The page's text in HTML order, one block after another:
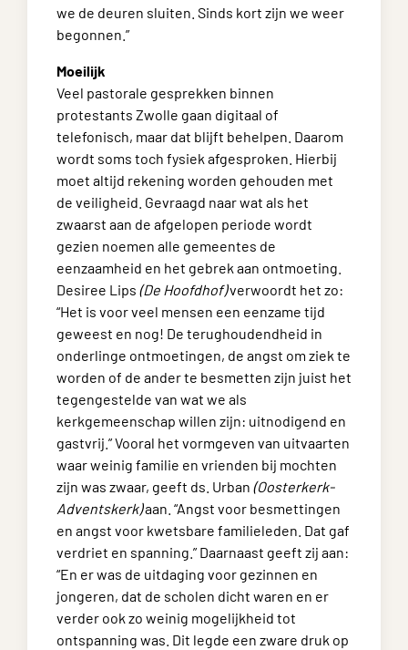
we de deuren sluiten. Sinds kort zijn we weer
begonnen.”
Moeilijk
Veel pastorale gesprekken binnen
protestants Zwolle gaan digitaal of
telefonisch, maar dat blijft behelpen. Daarom
wordt soms toch fysiek afgesproken. Hierbij
moet altijd rekening worden gehouden met
de veiligheid. Gevraagd naar wat als het
zwaarst aan de afgelopen periode wordt
gezien noemen alle gemeentes de
eenzaamheid en het gebrek aan ontmoeting.
Desiree Lips (De Hoofdhof)verwoordt het zo:
“Het is voor veel mensen een eenzame tijd
geweest en nog! De terughoudendheid in
onderlinge ontmoetingen, de angst om ziek te
worden of de ander te besmetten zijn juist het
tegengestelde van wat we als
kerkgemeenschap willen zijn: uitnodigend en
gastvrij.” Vooral het vormgeven van uitvaarten
waar weinig familie en vrienden bij mochten
zijn was zwaar, geeft ds. Urban (Oosterkerk-
Adventskerk)aan. “Angst voor besmettingen
en angst voor kwetsbare familieleden. Dat gaf
verdriet en spanning.” Daarnaast geeft zij aan:
“En er was de uitdaging voor gezinnen en
jongeren, dat de scholen dicht waren en er
verder ook zo weinig mogelijkheid tot
ontspanning was. Dit legde een zware druk op